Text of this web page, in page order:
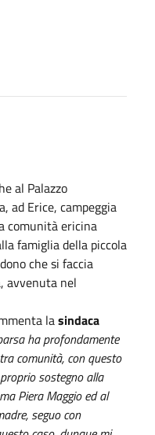
al Palazzo
ad Erice, campeggia
comunità ericina
famiglia della piccola
che si faccia
avvenuta nel
lasindaca
ha profondamente
comunità, con questo
sostegno alla
Piera Maggio ed al
seguo con